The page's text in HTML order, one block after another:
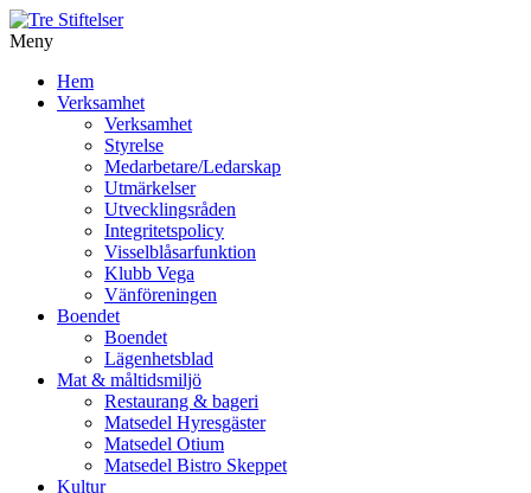
Meny
vidare
Hem
Verksamhet
Verksamhet
Styrelse
Medarbetare/Ledarskap
Utmärkelser
Utvecklingsråden
Integritetspolicy
Visselblåsarfunktion
Klubb Vega
Vänföreningen
Boendet
Boendet
Lägenhetsblad
Mat & måltidsmiljö
Restaurang & bageri
Matsedel Hyresgäster
Matsedel Otium
Matsedel Bistro Skeppet
Kultur